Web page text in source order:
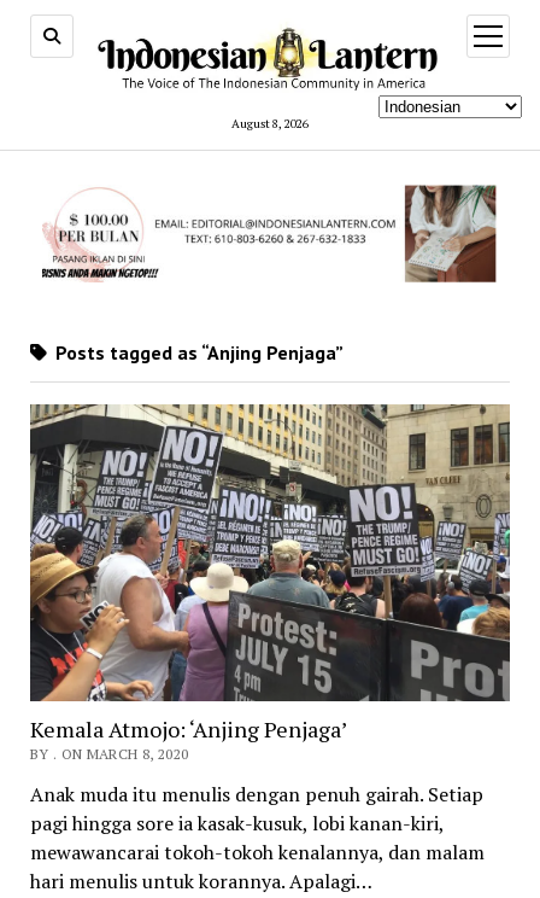
August 8, 2026
open
menu
Posts tagged as “Anjing Penjaga”
Kemala Atmojo: ‘Anjing Penjaga’
BY . ON MARCH 8, 2020
Anak muda itu menulis dengan penuh gairah. Setiap
pagi hingga sore ia kasak-kusuk, lobi kanan-kiri,
mewawancarai tokoh-tokoh kenalannya, dan malam
hari menulis untuk korannya. Apalagi…